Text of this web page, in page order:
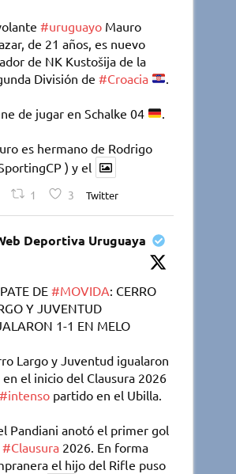
#uruguayo Mauro
de 21 años, es nuevo
de NK Kustošija de la
División de#Croacia
de jugar en Schalke 04
es hermano de Rodrigo
) y el
1 3 Twitter
Deportiva Uruguaya
DE#MOVIDA: CERRO
Y JUVENTUD
1-1 EN MELO
Largo y Juventud igualaron
en el inicio del Clausura 2026
#intenso partido en el Ubilla.
Pandiani anotó el primer gol
#Clausura 2026. En forma
el hijo del Rifle puso